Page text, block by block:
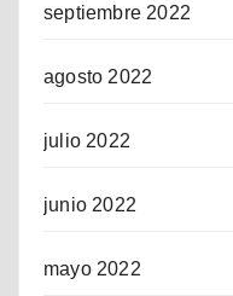
septiembre 2022
agosto 2022
julio 2022
junio 2022
mayo 2022